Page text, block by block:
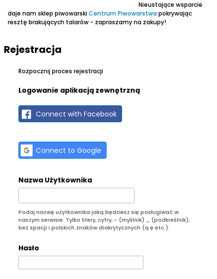
Nieustające wsparcie
daje nam sklep piwowarskiCentrum Piwowarstwapokrywając
resztę brakujących talarów - zapraszamy na zakupy!
Rejestracja
Rozpocznij proces rejestracji
Logowanie aplikacją zewnętrzną
Connect with Facebook
Connect to Google
Nazwa Użytkownika
Podaj nazwę użytkownika jaką będziesz się posługiwać w
naszym serwisie. Tylko litery, cyfry, - (myślnik) _ (podkreślnik),
bez spacji i polskich znaków diakrytycznych (ą ę etc.).
Hasło